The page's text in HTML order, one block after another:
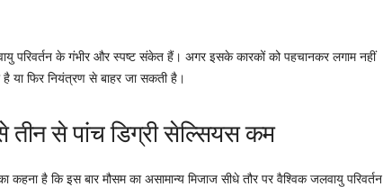
परिवर्तन के गंभीर और स्पष्ट संकेत हैं। अगर इसके कारकों को पहचानकर लगाम नहीं
या फिर नियंत्रण से बाहर जा सकती है।
तीन से पांच डिग्री सेल्सियस कम
कहना है कि इस बार मौसम का असामान्य मिजाज सीधे तौर पर वैश्विक जलवायु परिवर्तन